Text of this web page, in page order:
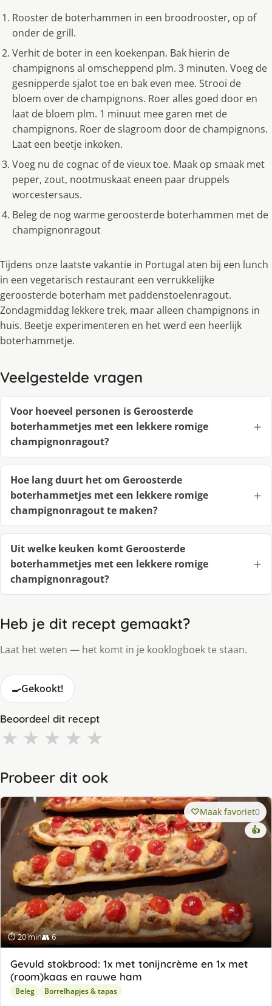
Rooster de boterhammen in een broodrooster, op of
onder de grill.
Verhit de boter in een koekenpan. Bak hierin de
champignons al omscheppend plm. 3 minuten. Voeg de
gesnipperde sjalot toe en bak even mee. Strooi de
bloem over de champignons. Roer alles goed door en
laat de bloem plm. 1 minuut mee garen met de
champignons. Roer de slagroom door de champignons.
Laat een beetje inkoken.
Voeg nu de cognac of de vieux toe. Maak op smaak met
peper, zout, nootmuskaat eneen paar druppels
worcestersaus.
Beleg de nog warme geroosterde boterhammen met de
champignonragout
Tijdens onze laatste vakantie in Portugal aten bij een lunch
in een vegetarisch restaurant een verrukkelijke
geroosterde boterham met paddenstoelenragout.
Zondagmiddag lekkere trek, maar alleen champignons in
huis. Beetje experimenteren en het werd een heerlijk
boterhammetje.
Veelgestelde vragen
Voor hoeveel personen is Geroosterde
boterhammetjes met een lekkere romige
champignonragout?
Hoe lang duurt het om Geroosterde
boterhammetjes met een lekkere romige
champignonragout te maken?
Uit welke keuken komt Geroosterde
boterhammetjes met een lekkere romige
champignonragout?
Heb je dit recept gemaakt?
Laat het weten — het komt in je kooklogboek te staan.
🍳Gekookt!
Beoordeel dit recept
★ ★ ★ ★ ★
Probeer dit ook
⏱ 20 min👥 6
Maak favoriet0
👍
Gevuld stokbrood: 1x met tonijncrème en 1x met
(room)kaas en rauwe ham
Beleg Borrelhapjes & tapas